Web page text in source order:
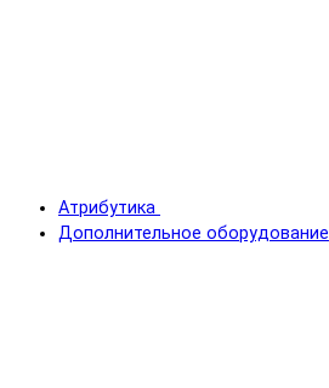
Атрибутика
Дополнительное оборудование